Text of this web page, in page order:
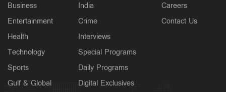
Kuttapathram
രക്ഷാപ്രവര്‍ത്തനത്തിന് പിഴ; ഉദ്യോഗസ്ഥര്‍ക്ക്
4 hours ago
Business
Entertainment
Health
Technology
Sports
Gulf & Global
India
Crime
Interviews
Special Programs
Daily Programs
Digital Exclusives
Careers
Contact Us